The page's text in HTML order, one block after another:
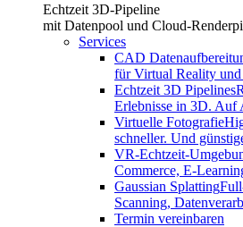
Echtzeit 3D-Pipeline
mit Datenpool und Cloud-
Services
CAD
für Virtual Reality
Echtzeit 3D Pipelines
Erlebnisse in 3D. Auf
Virtuelle Fotografie
schneller. Und
VR-Echtzeit-
Commerce, E-
Gaussian Splatting
Scanning,
Termin vereinbaren